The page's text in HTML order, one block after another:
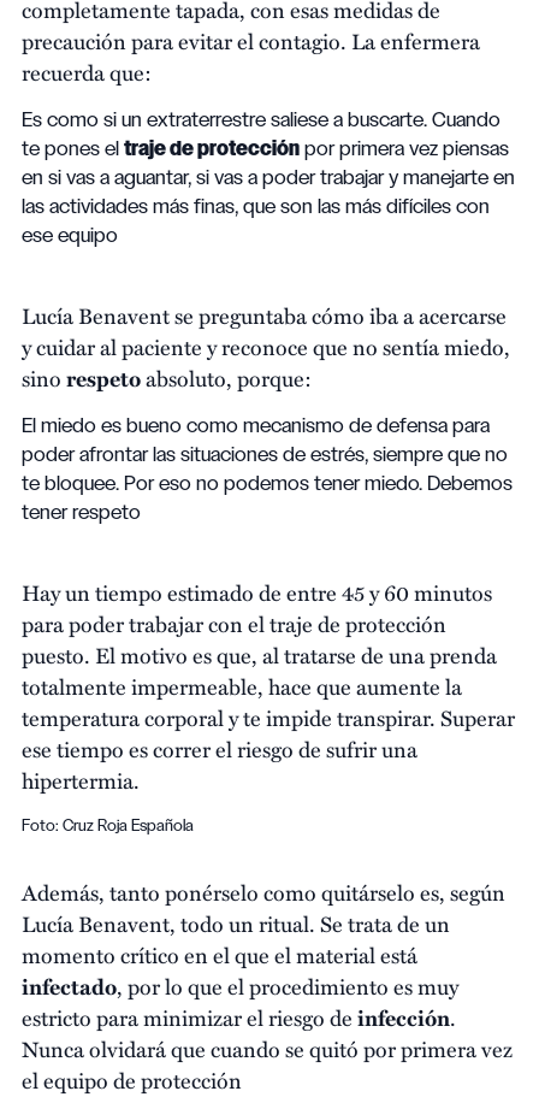
completamente tapada, con esas medidas de
precaución para evitar el contagio. La enfermera
recuerda que:
Es como si un extraterrestre saliese a buscarte. Cuando
te pones el traje de protección por primera vez piensas
en si vas a aguantar, si vas a poder trabajar y manejarte en
las actividades más finas, que son las más difíciles con
ese equipo
Lucía Benavent se preguntaba cómo iba a acercarse
y cuidar al paciente y reconoce que no sentía miedo,
sinorespetoabsoluto, porque:
El miedo es bueno como mecanismo de defensa para
poder afrontar las situaciones de estrés, siempre que no
te bloquee. Por eso no podemos tener miedo. Debemos
tener respeto
Hay un tiempo estimado de entre 45 y 60 minutos
para poder trabajar con el traje de protección
puesto. El motivo es que, al tratarse de una prenda
totalmente impermeable, hace que aumente la
temperatura corporal y te impide transpirar. Superar
ese tiempo es correr el riesgo de sufrir una
hipertermia.
Foto: Cruz Roja Española
Además, tanto ponérselo como quitárselo es, según
Lucía Benavent, todo un ritual. Se trata de un
momento crítico en el que el material está
infectado, por lo que el procedimiento es muy
estricto para minimizar el riesgo deinfección.
Nunca olvidará que cuando se quitó por primera vez
el equipo de protección